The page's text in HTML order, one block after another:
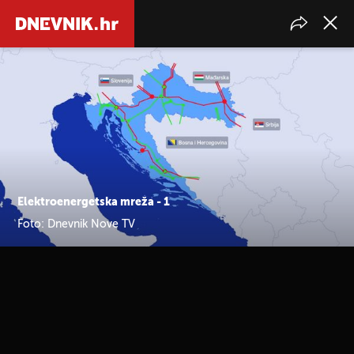
Elektroenergetska mreža - 1
Foto: Dnevnik Nove TV